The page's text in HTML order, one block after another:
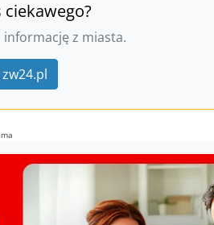
ciekawego?
z miasta.